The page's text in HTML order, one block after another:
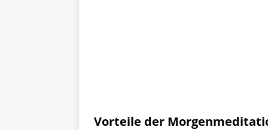
Vorteile der